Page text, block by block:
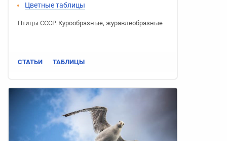
Цветные таблицы
Птицы СССР. Курообразные, журавлеобразные
СТАТЬИ ТАБЛИЦЫ